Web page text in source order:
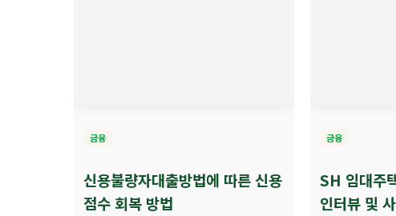
금융
신용불량자대출방법에 따른 신용
점수 회복 방법
금융
SH 임대주
인터뷰 및